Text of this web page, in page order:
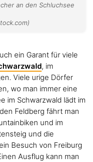
an den Schluchsee
ein Garant für viele
, im
Viele urige Dörfer
wo man immer eine
im Schwarzwald lädt im
Feldberg fährt man
und im
und die
Besuch von Freiburg
Ausflug kann man